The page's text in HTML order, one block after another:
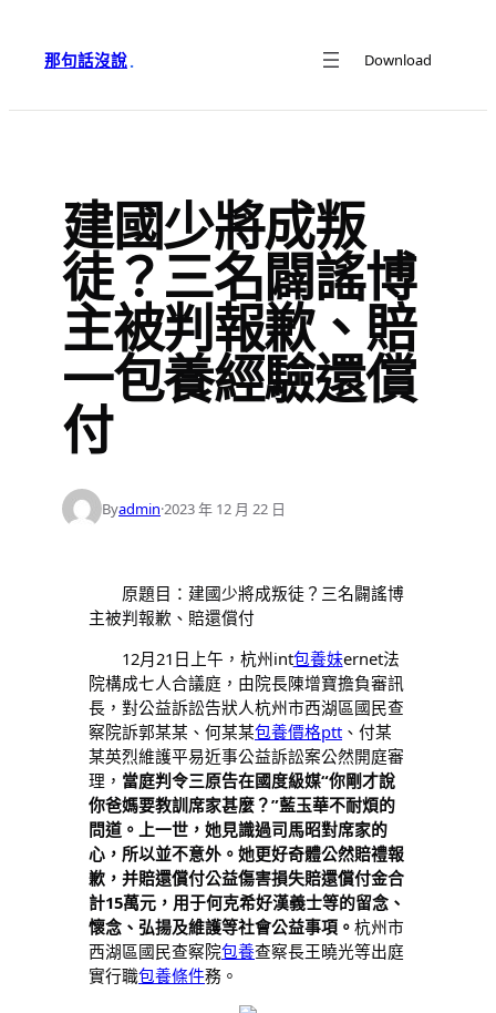
內
那句話沒說· Download
建國少將成叛
徒？三名闢謠博
主被判報歉、賠
一包養經驗還償
付
Byadmin·2023 年 12 月 22 日
原題目：建國少將成叛徒？三名闢謠博
主被判報歉、賠還償付
12月21日上午，杭州int包養妹ernet法
院構成七人合議庭，由院長陳增寶擔負審訊
長，對公益訴訟告狀人杭州市西湖區國民查
察院訴郭某某、何某某包養價格ptt 、付某
某英烈維護平易近事公益訴訟案公然開庭審
理， 當庭判令三原告在國度級媒“你剛才說
你爸媽要教訓席家甚麼？”藍玉華不耐煩的
問道。上一世，她見識過司馬昭對席家的
心，所以並不意外。她更好奇體公然賠禮報
歉，并賠還償付公益傷害損失賠還償付金合
計15萬元，用于何克希好漢義士等的留念、
懷念、弘揚及維護等社會公益事項。 杭州市
西湖區國民查察院包養查察長王曉光等出庭
實行職包養條件務。